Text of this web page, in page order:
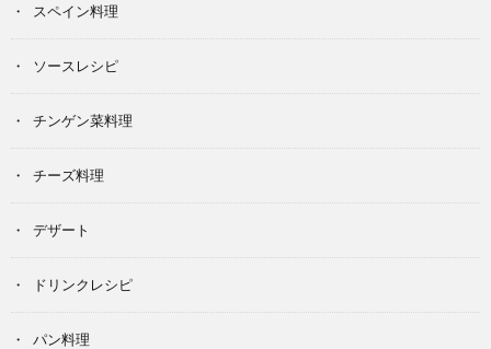
スペイン料理
ソースレシピ
チンゲン菜料理
チーズ料理
デザート
ドリンクレシピ
パン料理